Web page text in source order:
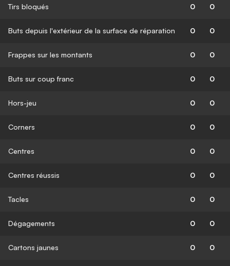
Tirs bloqués 0 0
Buts depuis l'extérieur de la surface de réparation 0 0
Frappes sur les montants 0 0
Buts sur coup franc 0 0
Hors-jeu 0 0
Corners 0 0
Centres 0 0
Centres réussis 0 0
Tacles 0 0
Dégagements 0 0
Cartons jaunes 0 0